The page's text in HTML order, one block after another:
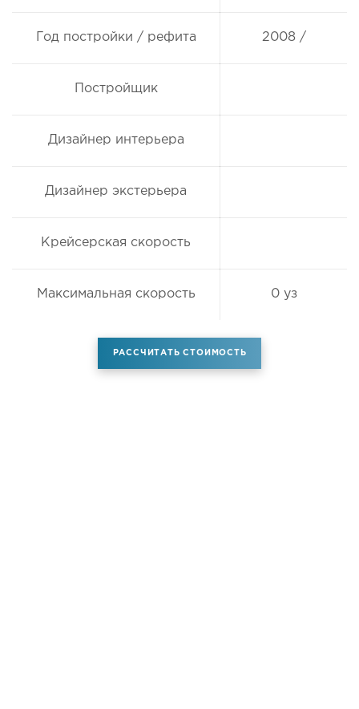
Год постройки / рефита 2008 /
Постройщик
Дизайнер интерьера
Дизайнер экстерьера
Крейсерская скорость
Максимальная скорость 0 уз
РАССЧИТАТЬ СТОИМОСТЬ